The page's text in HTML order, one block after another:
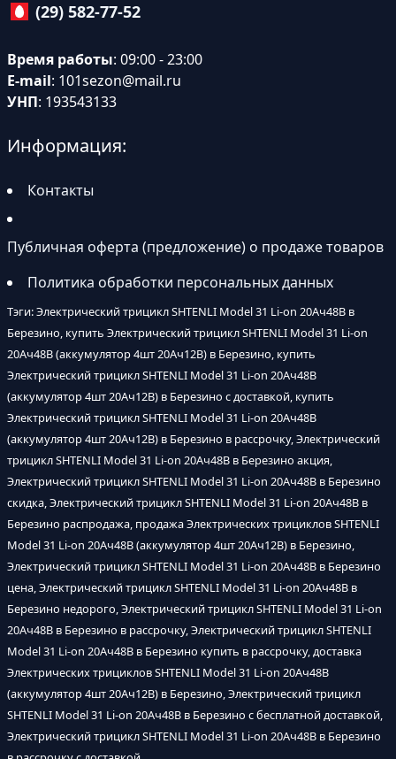
(29) 582-77-52
Время работы: 09:00 - 23:00
E-mail: 101sezon@mail.ru
УНП: 193543133
Информация:
Контакты
Публичная оферта (предложение) о продаже товаров
Политика обработки персональных данных
Тэги: Электрический трицикл SHTENLI Model 31 Li-on 20Ач48В в
Березино, купить Электрический трицикл SHTENLI Model 31 Li-on
20Ач48В (аккумулятор 4шт 20Ач12В) в Березино, купить
Электрический трицикл SHTENLI Model 31 Li-on 20Ач48В
(аккумулятор 4шт 20Ач12В) в Березино с доставкой, купить
Электрический трицикл SHTENLI Model 31 Li-on 20Ач48В
(аккумулятор 4шт 20Ач12В) в Березино в рассрочку, Электрический
трицикл SHTENLI Model 31 Li-on 20Ач48В в Березино акция,
Электрический трицикл SHTENLI Model 31 Li-on 20Ач48В в Березино
скидка, Электрический трицикл SHTENLI Model 31 Li-on 20Ач48В в
Березино распродажа, продажа Электрических трициклов SHTENLI
Model 31 Li-on 20Ач48В (аккумулятор 4шт 20Ач12В) в Березино,
Электрический трицикл SHTENLI Model 31 Li-on 20Ач48В в Березино
цена, Электрический трицикл SHTENLI Model 31 Li-on 20Ач48В в
Березино недорого, Электрический трицикл SHTENLI Model 31 Li-on
20Ач48В в Березино в рассрочку, Электрический трицикл SHTENLI
Model 31 Li-on 20Ач48В в Березино купить в рассрочку, доставка
Электрических трициклов SHTENLI Model 31 Li-on 20Ач48В
(аккумулятор 4шт 20Ач12В) в Березино, Электрический трицикл
SHTENLI Model 31 Li-on 20Ач48В в Березино с бесплатной доставкой,
Электрический трицикл SHTENLI Model 31 Li-on 20Ач48В в Березино